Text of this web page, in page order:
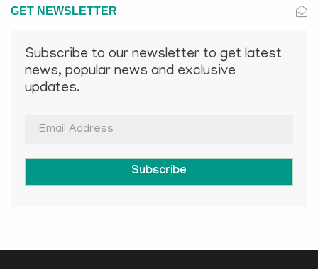
GET NEWSLETTER
Subscribe to our newsletter to get latest
news, popular news and exclusive
updates.
Subscribe